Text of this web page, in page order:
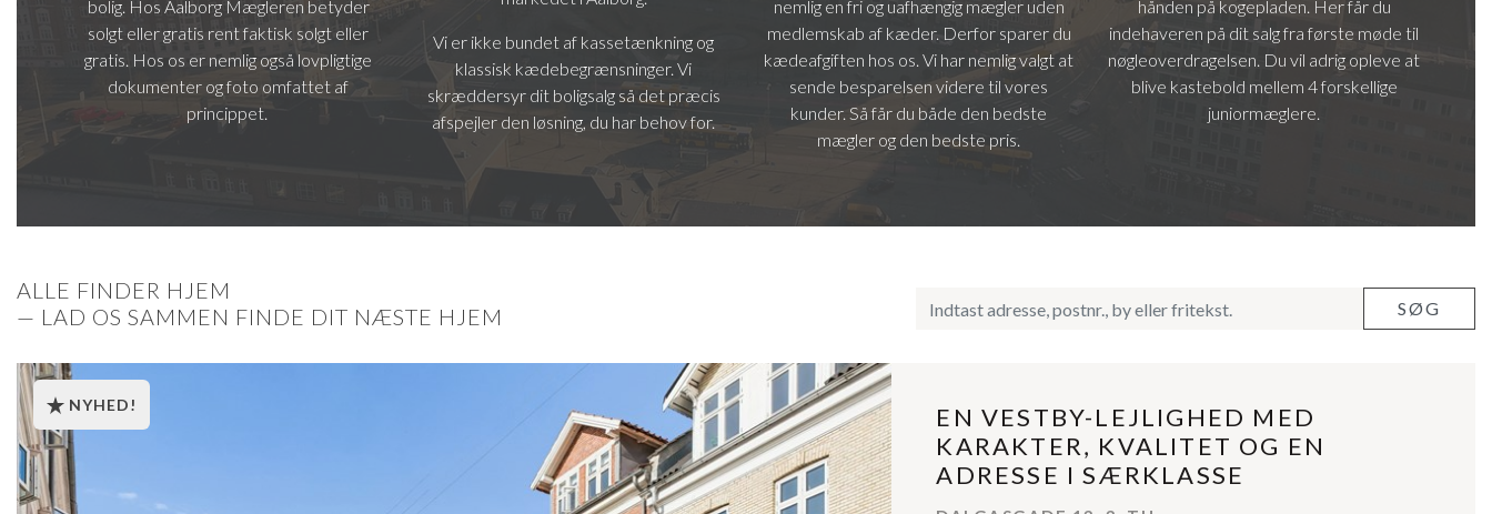
bolig. Hos Aalborg Mægleren betyder
solgt eller gratis rent faktisk solgt eller
gratis. Hos os er nemlig også lovpligtige
dokumenter og foto omfattet af
princippet.
Vi er ikke bundet af kassetænkning og
klassisk kædebegrænsninger. Vi
skræddersyr dit boligsalg så det præcis
afspejler den løsning, du har behov for.
nemlig en fri og uafhængig mægler uden
medlemskab af kæder. Derfor sparer du
kædeafgiften hos os. Vi har nemlig valgt at
sende besparelsen videre til vores
kunder. Så får du både den bedste
mægler og den bedste pris.
hånden på kogepladen. Her får du
indehaveren på dit salg fra første møde til
nøgleoverdragelsen. Du vil adrig opleve at
blive kastebold mellem 4 forskellige
juniormæglere.
ALLE FINDER HJEM
— LAD OS SAMMEN FINDE DIT NÆSTE HJEM
NYHED!
EN VESTBY-LEJLIGHED MED
KARAKTER, KVALITET OG EN
ADRESSE I SÆRKLASSE